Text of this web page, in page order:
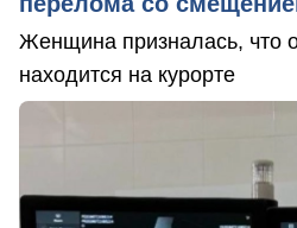
Женщина призналась, что
находится на курорте